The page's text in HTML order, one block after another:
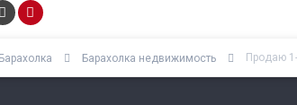
Барахолка Барахолка недвижимость Продаю